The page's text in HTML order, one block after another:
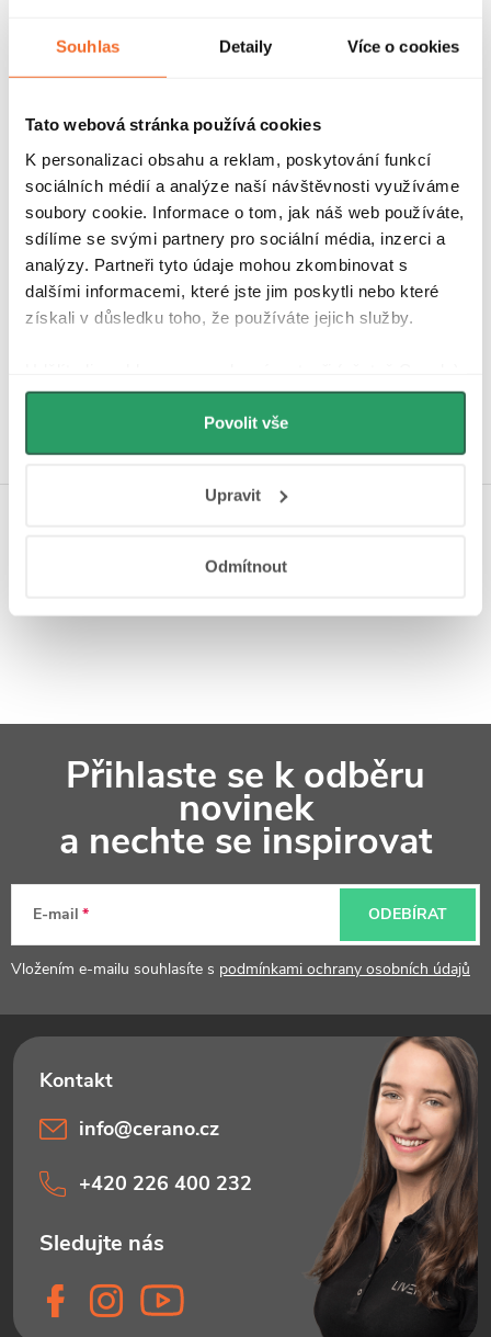
Souhlas Detaily Více o cookies
Tato webová stránka používá cookies
K personalizaci obsahu a reklam, poskytování funkcí
sociálních médií a analýze naší návštěvnosti využíváme
soubory cookie. Informace o tom, jak náš web používáte,
sdílíme se svými partnery pro sociální média, inzerci a
analýzy. Partneři tyto údaje mohou zkombinovat s
dalšími informacemi, které jste jim poskytli nebo které
získali v důsledku toho, že používáte jejich služby.
můžeme používat cookies pro analytiku a
personalizovanou reklamu. Jak Google zpracovává
osobní údaje najdete na stránkách
Povolit vše
Upravit
Odmítnout
Značka
Další inspirace
Zobrazit recenze
Instagramu
a
Přihlaste se k odběru
novinek
a nechte se inspirovat
E-mail
Vložením e-mailu souhlasíte s podmínkami ochrany osobních údajů
ODEBÍRAT
info@cerano.cz
+420 226 400 232